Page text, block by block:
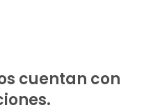
cuentan con